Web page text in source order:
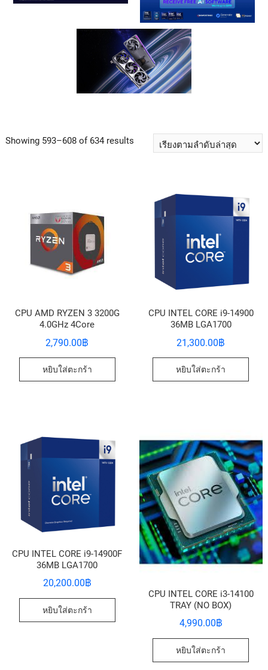
Showing 593–608 of 634 results
CPU AMD RYZEN 3 3200G
4.0GHz 4Core
2,790.00฿
หยิบใส่ตะกร้า
CPU INTEL CORE i9-14900
36MB LGA1700
21,300.00฿
หยิบใส่ตะกร้า
CPU INTEL CORE i9-14900F
36MB LGA1700
20,200.00฿
หยิบใส่ตะกร้า
CPU INTEL CORE i3-14100
TRAY (NO BOX)
4,990.00฿
หยิบใส่ตะกร้า